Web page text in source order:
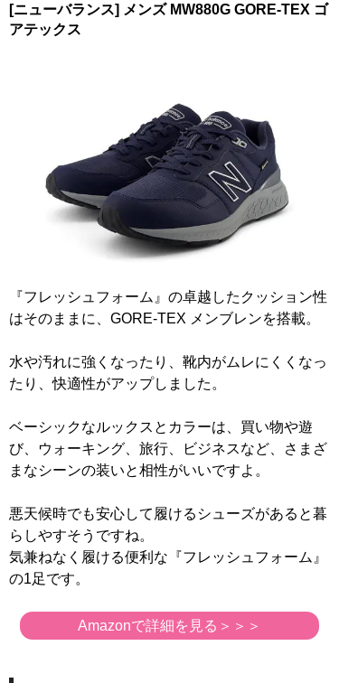
[ニューバランス] メンズ MW880G GORE-TEX ゴ
アテックス
『フレッシュフォーム』の卓越したクッション性
はそのままに、GORE-TEX メンブレンを搭載。
水や汚れに強くなったり、靴内がムレにくくなっ
たり、快適性がアップしました。
ベーシックなルックスとカラーは、買い物や遊
び、ウォーキング、旅行、ビジネスなど、さまざ
まなシーンの装いと相性がいいですよ。
悪天候時でも安心して履けるシューズがあると暮
らしやすそうですね。
気兼ねなく履ける便利な『フレッシュフォーム』
の1足です。
Amazonで詳細を見る＞＞＞